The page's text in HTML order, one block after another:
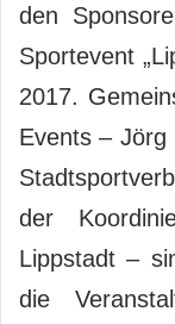
den
Sportevent
2017.
Events – Jörg
der
Lippstadt –
die